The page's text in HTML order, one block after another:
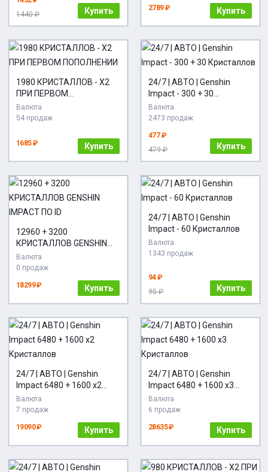
1440 ₽
Купить 2789 ₽ Купить
1980 КРИСТАЛЛОВ - Х2
ПРИ ПЕРВОМ
ПОПОЛНЕНИИ
Валюта
54 продаж
1685 ₽ Купить
24/7 | АВТО | Genshin
Impact - 300 + 30
Кристаллов
Валюта
2473 продаж
477 ₽
479 ₽
Купить
12960 + 3200
КРИСТАЛЛОВ GENSHIN
IMPACT ПО ID
Валюта
0 продаж
18299 ₽ Купить
24/7 | АВТО | Genshin
Impact - 60 Кристаллов
Валюта
1343 продаж
94 ₽
95 ₽
Купить
24/7 | АВТО | Genshin
Impact 6480 + 1600 x2
Кристаллов
Валюта
7 продаж
19090 ₽ Купить
24/7 | АВТО | Genshin
Impact 6480 + 1600 x3
Кристаллов
Валюта
6 продаж
28635 ₽ Купить